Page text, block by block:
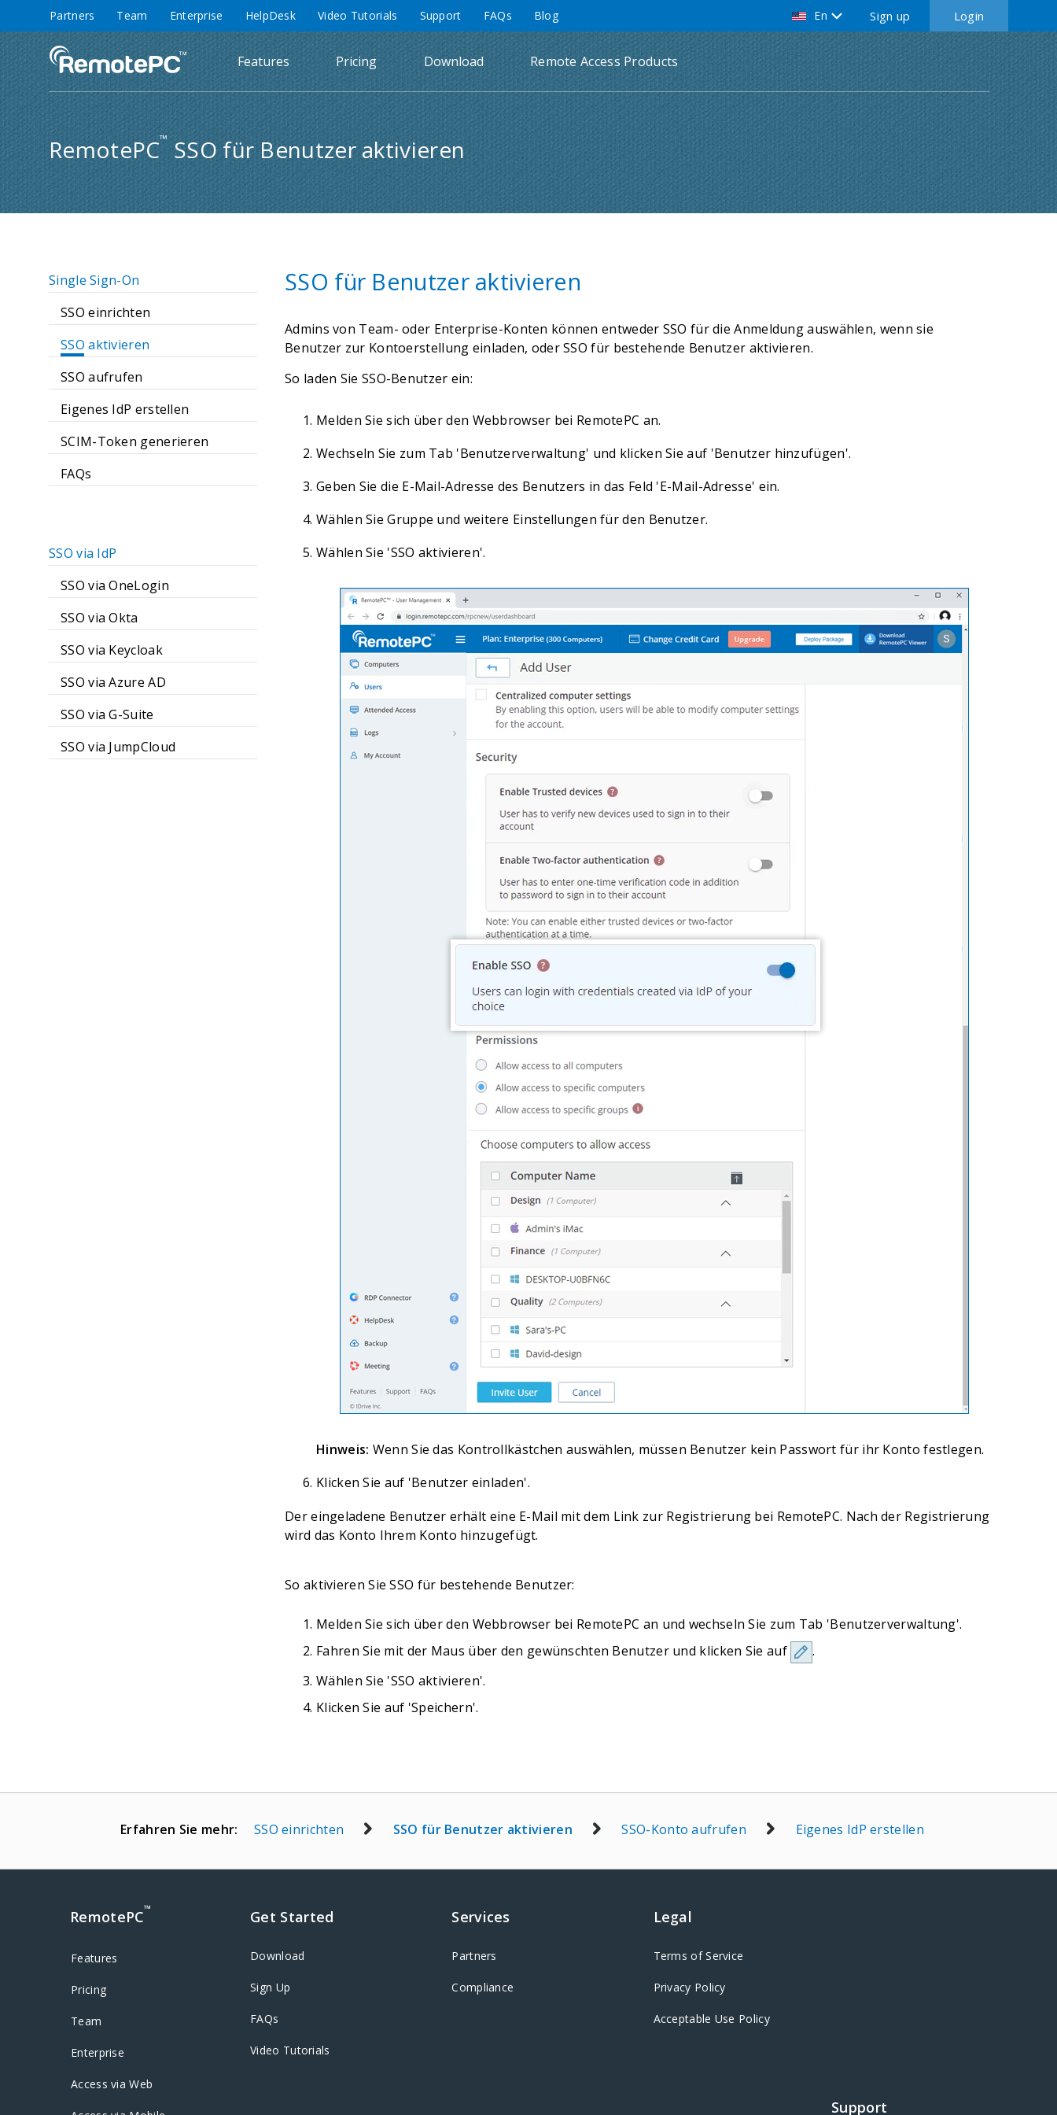
Partners Team Enterprise HelpDesk Video Tutorials Support FAQs Blog En Login
Sign up
Features Pricing Download Remote Access Products
RemotePC™SSO für Benutzer aktivieren
Single Sign-On
SSO einrichten
SSO aktivieren
SSO aufrufen
Eigenes IdP erstellen
SCIM-Token generieren
FAQs
SSO via IdP
SSO via OneLogin
SSO via Okta
SSO via Keycloak
SSO via Azure AD
SSO via G-Suite
SSO via JumpCloud
SSO für Benutzer aktivieren
Admins von Team- oder Enterprise-Konten können entweder SSO für die Anmeldung auswählen, wenn sie
Benutzer zur Kontoerstellung einladen, oder SSO für bestehende Benutzer aktivieren.
So laden Sie SSO-Benutzer ein:
Melden Sie sich über den Webbrowser bei RemotePC an.
Wechseln Sie zum Tab 'Benutzerverwaltung' und klicken Sie auf 'Benutzer hinzufügen'.
Geben Sie die E-Mail-Adresse des Benutzers in das Feld 'E-Mail-Adresse' ein.
Wählen Sie Gruppe und weitere Einstellungen für den Benutzer.
Wählen Sie 'SSO aktivieren'.
Hinweis: Wenn Sie das Kontrollkästchen auswählen, müssen Benutzer kein Passwort für ihr Konto festlegen.
Klicken Sie auf 'Benutzer einladen'.
Der eingeladene Benutzer erhält eine E-Mail mit dem Link zur Registrierung bei RemotePC. Nach der Registrierung
wird das Konto Ihrem Konto hinzugefügt.
So aktivieren Sie SSO für bestehende Benutzer:
Melden Sie sich über den Webbrowser bei RemotePC an und wechseln Sie zum Tab 'Benutzerverwaltung'.
Fahren Sie mit der Maus über den gewünschten Benutzer und klicken Sie auf
.
Wählen Sie 'SSO aktivieren'.
Klicken Sie auf 'Speichern'.
Erfahren Sie mehr: SSO einrichten SSO für Benutzer aktivieren SSO-Konto aufrufen Eigenes IdP erstellen
RemotePC™
Features
Pricing
Team
Enterprise
Access via Web
Get Started
Download
Sign Up
FAQs
Video Tutorials
Services
Partners
Compliance
Legal
Terms of Service
Privacy Policy
Acceptable Use Policy
Support